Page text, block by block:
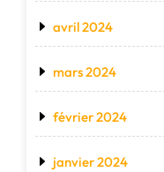
avril 2024
mars 2024
février 2024
janvier 2024